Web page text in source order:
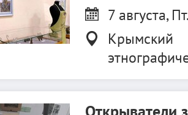
7 августа,
Крымский